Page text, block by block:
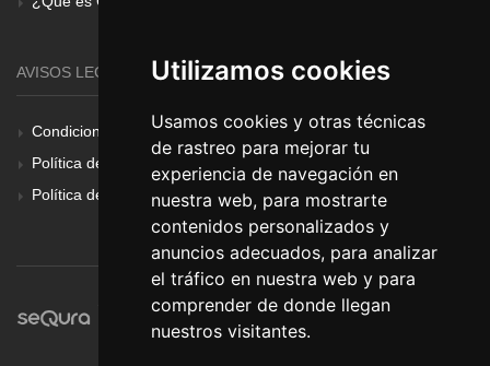
Utilizamos cookies
Usamos cookies y otras técnicas
de rastreo para mejorar tu
experiencia de navegación en
nuestra web, para mostrarte
contenidos personalizados y
anuncios adecuados, para analizar
el tráfico en nuestra web y para
comprender de donde llegan
nuestros visitantes.
AVISOS LEGALES
Condiciones Generales
Política de Cookies
Política de Privacidad